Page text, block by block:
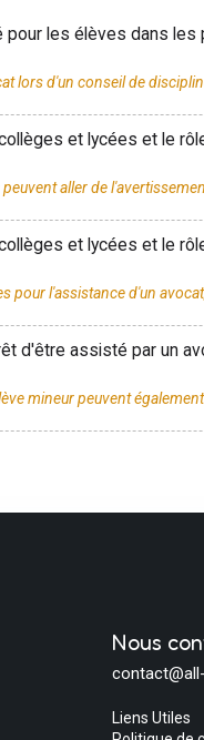
pour les élèves dans
et lycées et le
et lycées et le
d'être assisté par un
Nous
Liens Utiles